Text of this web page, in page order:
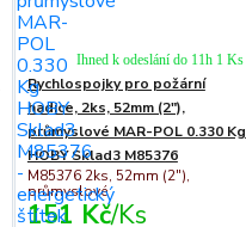
Rychlospojky pro požární
hadice, 2ks, 52mm (2"),
průmyslové MAR-POL 0.330 Kg
HOBY Sklad3 M85376
M85376 2ks, 52mm (2"),
průmyslové
151 Kč/Ks
Ihned k odeslání do 11h 1 Ks